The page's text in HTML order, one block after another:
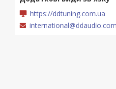
https://ddtuning.com.ua